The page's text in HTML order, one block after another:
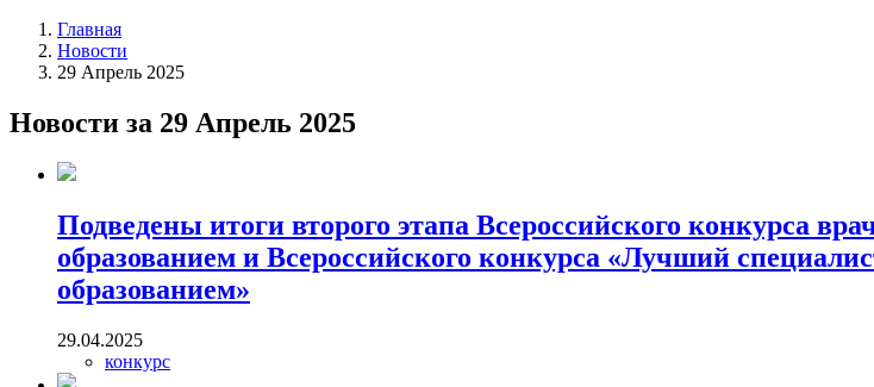
Главная
Новости
29 Апрель 2025
Новости за 29 Апрель 2025
Подведены итоги второго этапа Всероссийского конкурса
образованием и Всероссийского конкурса «Лучший
образованием»
29.04.2025
конкурс